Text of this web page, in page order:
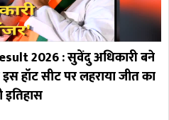
2026 : सुवेंदु अधिकारी बने
हॉट सीट पर लहराया जीत का
इतिहास